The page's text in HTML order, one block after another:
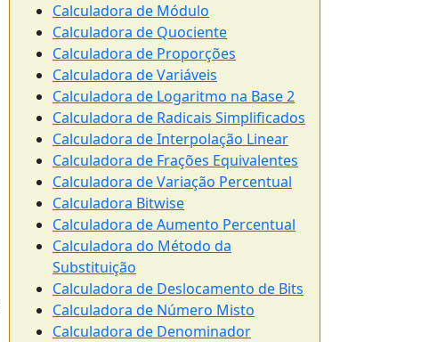
Calculadora de Módulo
Calculadora de Quociente
Calculadora de Proporções
Calculadora de Variáveis
Calculadora de Logaritmo na Base 2
Calculadora de Radicais Simplificados
Calculadora de Interpolação Linear
Calculadora de Frações Equivalentes
Calculadora de Variação Percentual
Calculadora Bitwise
Calculadora de Aumento Percentual
Calculadora do Método da
Substituição
Calculadora de Deslocamento de Bits
Calculadora de Número Misto
Calculadora de Denominador